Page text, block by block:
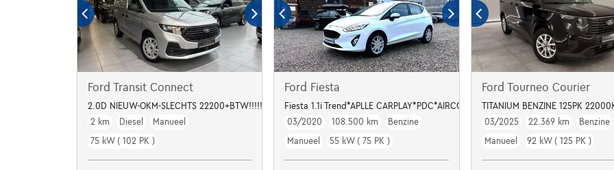
Ford Transit Connect
2.0D NIEUW-OKM-SLECHTS 22200+BTW!!!!!
2 km
Diesel
Manueel
75 kW ( 102 PK )
Ford Fiesta
Fiesta 1.1i Trend*APLLE CARPLAY*PDC*AIRCO**VERSCHILLENDE OP STOCK**
03/2020
108.500 km
Benzine
Manueel
55 kW ( 75 PK )
Ford Tourneo Courier
TITANIUM BENZINE 125PK
03/2025
22.369 km
Benzine
Manueel
92 kW ( 125 PK )